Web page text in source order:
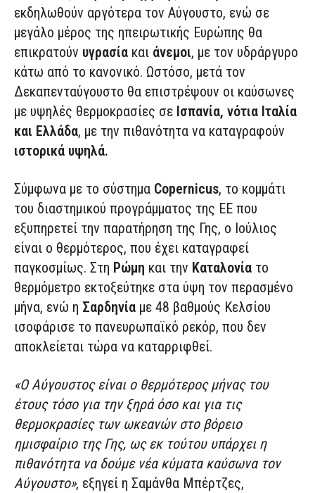
εκδηλωθούν αργότερα τον Αύγουστο, ενώ σε
μεγάλο μέρος της ηπειρωτικής Ευρώπης θα
επικρατούν υγρασία και άνεμοι, με τον υδράργυρο
κάτω από το κανονικό. Ωστόσο, μετά τον
Δεκαπενταύγουστο θα επιστρέψουν οι καύσωνες
με υψηλές θερμοκρασίες σε Ισπανία, νότια Ιταλία
και Ελλάδα, με την πιθανότητα να καταγραφούν
ιστορικά υψηλά.
Σύμφωνα με το σύστημα Copernicus, το κομμάτι
του διαστημικού προγράμματος της ΕΕ που
εξυπηρετεί την παρατήρηση της Γης, o Ιούλιος
είναι ο θερμότερος, που έχει καταγραφεί
παγκοσμίως. Στη Ρώμη και την Καταλονία το
θερμόμετρο εκτοξεύτηκε στα ύψη τον περασμένο
μήνα, ενώ η Σαρδηνία με 48 βαθμούς Κελσίου
ισοφάρισε το πανευρωπαϊκό ρεκόρ, που δεν
αποκλείεται τώρα να καταρριφθεί.
«Ο Αύγουστος είναι ο θερμότερος μήνας του
έτους τόσο για την ξηρά όσο και για τις
θερμοκρασίες των ωκεανών στο βόρειο
ημισφαίριο της Γης, ως εκ τούτου υπάρχει η
πιθανότητα να δούμε νέα κύματα καύσωνα τον
Αύγουστο», εξηγεί η Σαμάνθα Μπέρτζες,